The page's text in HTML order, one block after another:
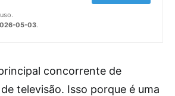
05-03.
concorrente de
televisão. Isso porque é uma